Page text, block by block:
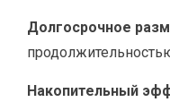
Долгосрочное
Накопительный